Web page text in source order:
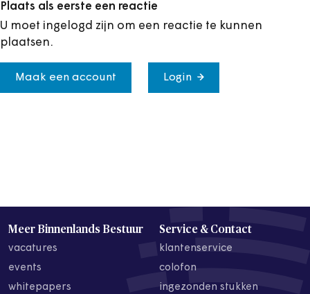
Plaats als eerste een reactie
U moet ingelogd zijn om een reactie te kunnen
plaatsen.
Maak een account Login
Meer Binnenlands Bestuur
vacatures
events
whitepapers
Service & Contact
klantenservice
colofon
ingezonden stukken